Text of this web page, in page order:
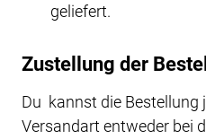
geliefert.
Zustellung der
Du kannst die Bestellung
Versandart entweder bei